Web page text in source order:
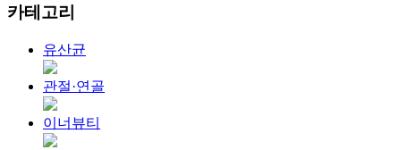
카테고리
유산균
관절·연골
이너뷰티